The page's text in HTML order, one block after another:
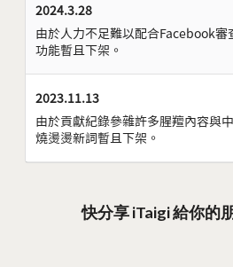
2024.3.28
由於人力不足難以配合Facebook審
功能暫且下架。
2023.11.13
由於貢獻紀錄參雜許多腥羶內容與
燒燙燙新詞暫且下架。
快分享 iTaigi 給你的